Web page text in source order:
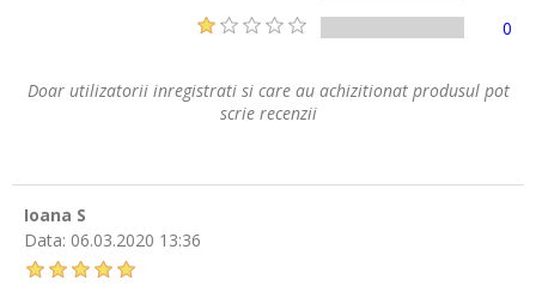
0
Doar utilizatorii inregistrati si care au achizitionat produsul pot
scrie recenzii
Ioana S
Data: 06.03.2020 13:36